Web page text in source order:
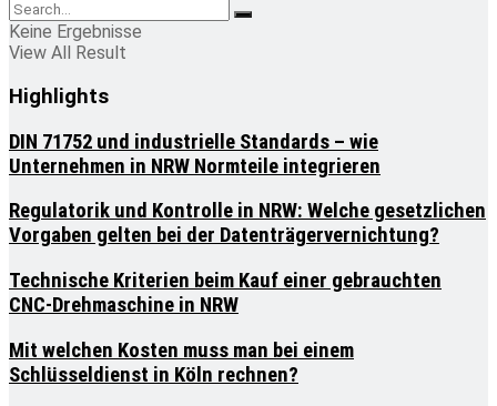
Keine Ergebnisse
View All Result
Highlights
DIN 71752 und industrielle Standards – wie
Unternehmen in NRW Normteile integrieren
Regulatorik und Kontrolle in NRW: Welche gesetzlichen
Vorgaben gelten bei der Datenträgervernichtung?
Technische Kriterien beim Kauf einer gebrauchten
CNC-Drehmaschine in NRW
Mit welchen Kosten muss man bei einem
Schlüsseldienst in Köln rechnen?